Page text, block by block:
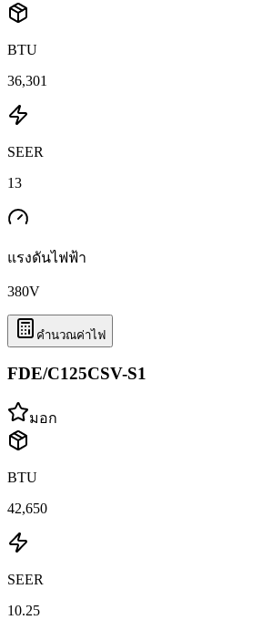
BTU
36,301
SEER
13
แรงดันไฟฟ้า
380V
คำนวณค่าไฟ
FDE/C125CSV-S1
มอก
BTU
42,650
SEER
10.25